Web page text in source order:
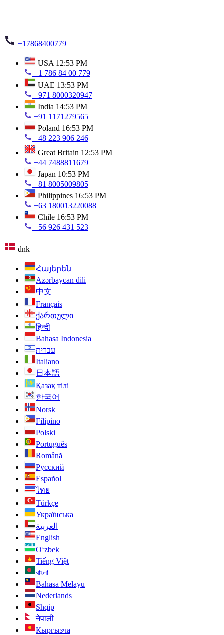
+17868400779
USA 12:53 PM
+1 786 84 00 779
UAE 13:53 PM
+971 8000320947
India 14:53 PM
+91 1171279565
Poland 16:53 PM
+48 223 906 246
Great Britain 12:53 PM
+44 7488811679
Japan 10:53 PM
+81 8005009805
Philippines 16:53 PM
+63 180013220088
Chile 16:53 PM
+56 926 431 523
dnk
Հայերեն
Azərbaycan dili
中文
Français
ქართული
हिन्दी
Bahasa Indonesia
עברית
Italiano
日本語
Қазақ тілі
한국어
Norsk
Filipino
Polski
Português
Română
Русский
Español
ไทย
Türkçe
Українська
العربية
English
O‘zbek
Tiếng Việt
বাংলা
Bahasa Melayu
Nederlands
Shqip
नेपाली
Кыргызча